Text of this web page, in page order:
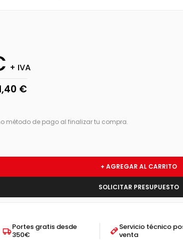
+ IVA
€
método de pago al finalizar tu compra.
+ AGREGAR AL CARRITO
SOLICITAR PRESUPUESTO
Portes gratis desde
350€
Servicio técnico
venta